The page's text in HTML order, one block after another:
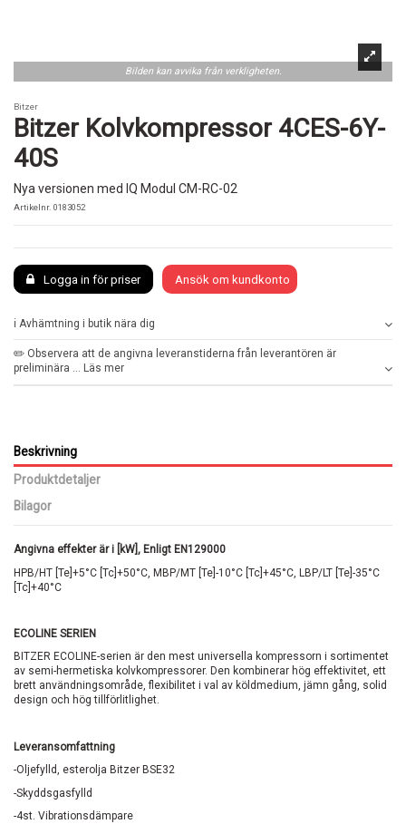
Bilden kan avvika från verkligheten.
Bitzer
Bitzer Kolvkompressor 4CES-6Y-
40S
Nya versionen med IQ Modul CM-RC-02
Artikelnr. 0183052
Logga in för priser Ansök om kundkonto
ℹ️ Avhämtning i butik nära dig
✏️ Observera att de angivna leveranstiderna från leverantören är
preliminära ... Läs mer
Beskrivning
Produktdetaljer
Bilagor
Angivna effekter är i [kW], Enligt EN129000
HPB/HT [Te]+5°C [Tc]+50°C, MBP/MT [Te]-10°C [Tc]+45°C, LBP/LT [Te]-35°C
[Tc]+40°C
ECOLINE SERIEN
BITZER ECOLINE-serien är den mest universella kompressorn i sortimentet
av semi-hermetiska kolvkompressorer. Den kombinerar hög effektivitet, ett
brett användningsområde, flexibilitet i val av köldmedium, jämn gång, solid
design och hög tillförlitlighet.
Leveransomfattning
-Oljefylld, esterolja Bitzer BSE32
-Skyddsgasfylld
-4st. Vibrationsdämpare